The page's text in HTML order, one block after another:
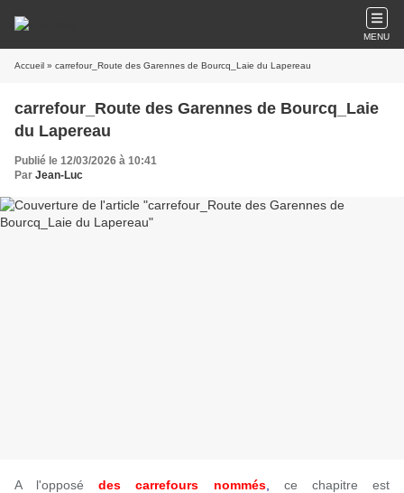
MENU
Accueil » carrefour_Route des Garennes de Bourcq_Laie du Lapereau
carrefour_Route des Garennes de Bourcq_Laie
du Lapereau
Publié le 12/03/2026 à 10:41
Par Jean-Luc
A l'opposédes carrefours nommés,
ce chapitre est